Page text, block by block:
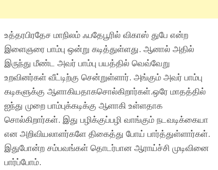
உத்தரபிரதேச மாநிலம் ஃபதேபூரில் விகாஸ் துபே என்ற
இளைஞரை பாம்பு ஒன்று கடித்துள்ளது. ஆனால் அதில்
இருந்து மீண்ட அவர் பாம்பு பயத்தில் வெவ்வேறு
உறவினர்கள் வீட்டிற்கு சென்றுள்ளார். அங்கும் அவர் பாம்பு
கடிகளுக்கு ஆளாகியதாகசொல்கிறார்கள்.ஒரே மாதத்தில்
ஐந்து முறை பாம்புக்கடிக்கு ஆளாகி உள்ளதாக
சொல்கிறார்கள். இது பழிக்குப்பழி வாங்கும் நடவடிக்கையா
என அறிவியலாளர்களே திகைத்து போய் பார்த்துள்ளார்கள்.
இதுபோன்ற சம்பவங்கள் தொடர்பான ஆராய்ச்சி முடிவினை
பார்ப்போம்.